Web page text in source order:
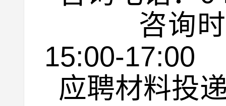
咨询时间
15:00-17:00
应聘材料投